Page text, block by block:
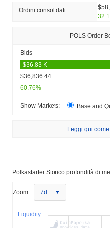
Ordini consolidati
POLS Order
Bids
$36,836.44
60.76%
Show Markets: Base and
Leggi qui
Polkastarter Storico profondità di
Zoom: 7d
Liquidity